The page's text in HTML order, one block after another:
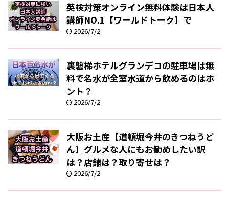
英検対策オンライン無料体験は日本人
講師NO.1【ワールドトーク】で
2026/7/2
裏磐梯ホテルグランデコの駐車場は無
料で名水が全室水道から飲めるのはホ
ント？
2026/7/2
大阪お土産【道頓堀今井のきつねうど
ん】グルメな人にもお勧めしたい訳
は？店舗は？取り寄せは？
2026/7/2